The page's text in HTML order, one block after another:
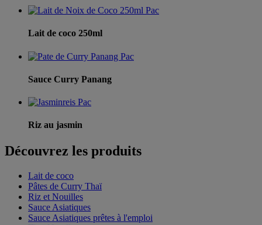
Lait de coco 250ml
Sauce Curry Panang
Riz au jasmin
Découvrez les produits
Lait de coco
Pâtes de Curry Thaï
Riz et Nouilles
Sauce Asiatiques
Sauce Asiatiques prêtes à l'emploi